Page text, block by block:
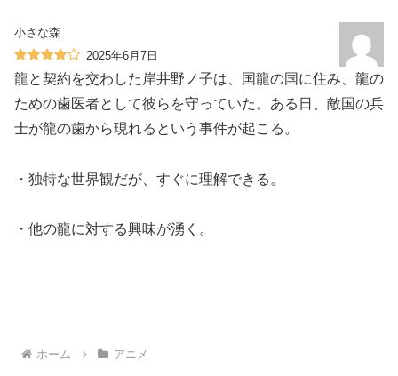
小さな森
2025年6月7日
龍と契約を交わした岸井野ノ子は、国龍の国に住み、龍の
ための歯医者として彼らを守っていた。ある日、敵国の兵
士が龍の歯から現れるという事件が起こる。
・独特な世界観だが、すぐに理解できる。
・他の龍に対する興味が湧く。
ホーム アニメ